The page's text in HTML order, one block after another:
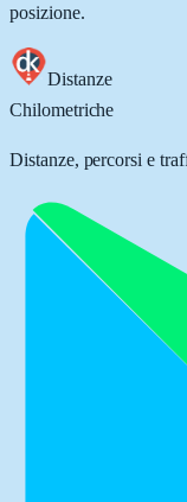
posizione.
Distanze
Chilometriche
Distanze, percorsi e